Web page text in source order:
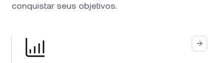
conquistar seus objetivos.